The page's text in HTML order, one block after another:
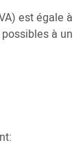
est égale à
à un